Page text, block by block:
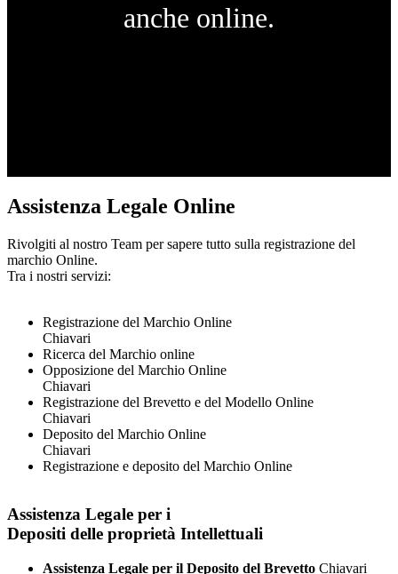
anche online.
Assistenza Legale Online
Rivolgiti al nostro Team per sapere tutto sulla registrazione del
marchio Online.
Tra i nostri servizi:
Registrazione del Marchio Online
Chiavari
Ricerca del Marchio online
Opposizione del Marchio Online
Chiavari
Registrazione del Brevetto e del Modello Online
Chiavari
Deposito del Marchio Online
Chiavari
Registrazione e deposito del Marchio Online
Assistenza Legale per i
Depositi delle proprietà Intellettuali
Assistenza Legale per il Deposito del Brevetto Chiavari